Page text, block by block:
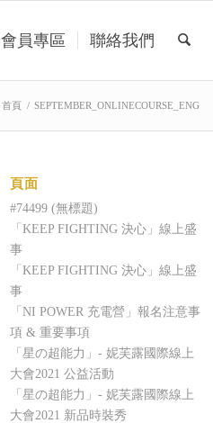
會員專區 聯絡我們
首頁 / SEPTEMBER_ONLINECOURSE_ENG
頁面
#74499 (無標題)
「KEEP FIGHTING 決心」線上盛
事
「KEEP FIGHTING 決心」線上盛
事
「NI POWER 充電營」報名注意事
項 & 重要事項
「星の超能力」- 妮芙露國際線上
大會2021 公益活動
「星の超能力」- 妮芙露國際線上
大會2021 新品時裝秀